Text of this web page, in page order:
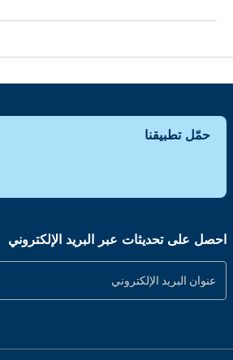
حمّل تطبيقنا
احصل على تحديثات عبر البريد الإلكتروني